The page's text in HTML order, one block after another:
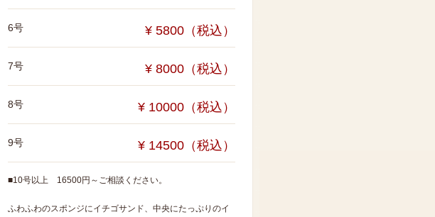
6号 ¥ 5800（税込）
7号 ¥ 8000（税込）
8号 ¥ 10000（税込）
9号 ¥ 14500（税込）
■10号以上 16500円～ご相談ください。
ふわふわのスポンジにイチゴサンド、中央にたっぷりのイ